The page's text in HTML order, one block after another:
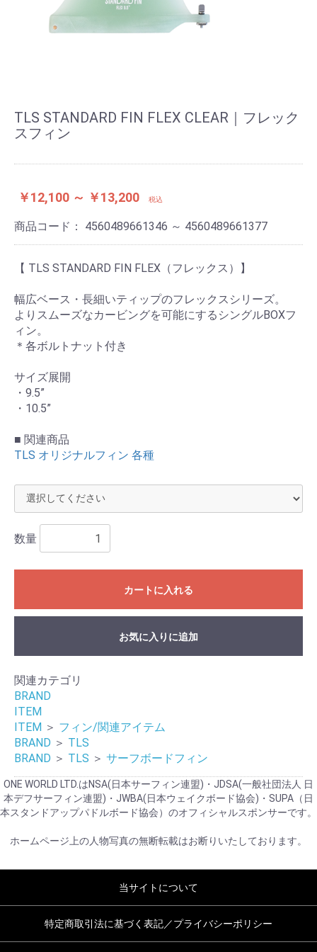
TLS STANDARD FIN FLEX CLEAR｜フレック
スフィン
￥12,100 ～ ￥13,200 税込
商品コード： 4560489661346 ～ 4560489661377
【 TLS STANDARD FIN FLEX（フレックス）】
幅広ベース・長細いティップのフレックスシリーズ。
よりスムーズなカービングを可能にするシングルBOXフ
ィン。
＊各ボルトナット付き
サイズ展開
・9.5”
・10.5”
■ 関連商品
TLS オリジナルフィン 各種
数量
カートに入れる
お気に入りに追加
関連カテゴリ
BRAND
ITEM
ITEM ＞ フィン/関連アイテム
BRAND ＞ TLS
BRAND ＞ TLS ＞ サーフボードフィン
ONE WORLD LTD.はNSA(日本サーフィン連盟)・JDSA(一般社団法人 日
本デフサーフィン連盟)・JWBA(日本ウェイクボード協会)・SUPA（日
本スタンドアップパドルボード協会）のオフィシャルスポンサーです。
ホームページ上の人物写真の無断転載はお断りいたしております。
当サイトについて
特定商取引法に基づく表記／プライバシーポリシー